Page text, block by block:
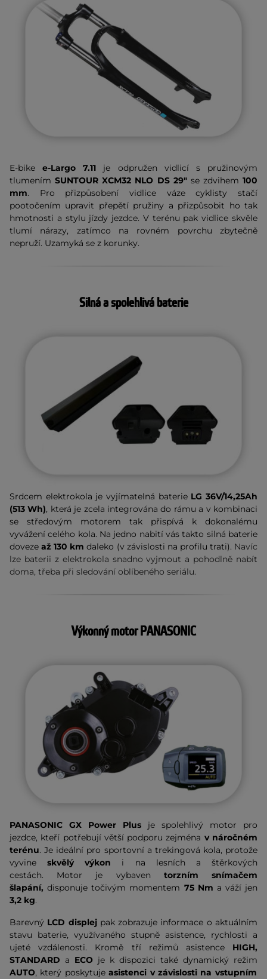
E-bikee-Largo 7.11 je odpružen vidlicí s pružinovým
tlumením SUNTOUR XCM32 NLO DS 29"se zdvihem 100
mm. Pro přizpůsobení vidlice váze cyklisty stačí
pootočením upravit přepětí pružiny a přizpůsobit ho tak
hmotnosti a stylu jízdy jezdce. V terénu pak vidlice skvěle
tlumí nárazy, zatímco na rovném povrchu zbytečně
nepruží. Uzamyká se z korunky.
Silná a spolehlivá baterie
Srdcem elektrokola je vyjímatelná baterie LG 36V/14,25Ah
(513 Wh), která je zcela integrována do rámu a v kombinaci
se středovým motorem tak přispívá k dokonalému
vyvážení celého kola. Na jedno nabití vás takto silná baterie
dovezeaž 130 km daleko (v závislosti na profilu trati). Navíc
lze baterii z elektrokola snadno vyjmout a pohodlně nabít
doma, třeba při sledování oblíbeného seriálu.
Výkonný motor PANASONIC
PANASONIC GX Power Plus je spolehlivý motor pro
jezdce, kteří potřebují větší podporu zejména v náročném
terénu. Je ideální pro sportovní a trekingová kola, protože
vyvineskvělý výkon i na lesních a štěrkových
cestách. Motor je vybaven torzním snímačem
šlapání,disponuje točivým momentem 75 Nm a váží jen
3,2 kg.
Barevný LCD displejpak zobrazuje informace o aktuálním
stavu baterie, využívaného stupně asistence, rychlosti a
ujeté vzdálenosti. Kromě tří režimů asistence HIGH,
STANDARD a ECO je k dispozici také dynamický režim
AUTO, který poskytujeasistenci v závislosti na vstupním